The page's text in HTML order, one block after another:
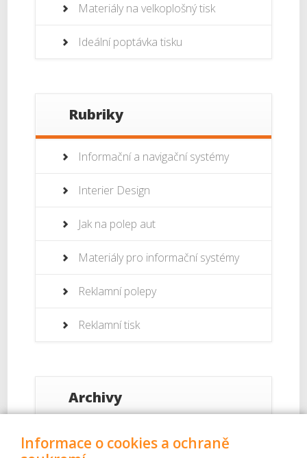
Materiály na velkoplošný tisk
Ideální poptávka tisku
Rubriky
Informační a navigační systémy
Interier Design
Jak na polep aut
Materiály pro informační systémy
Reklamní polepy
Reklamní tisk
Archivy
Září 2017
Informace o cookies a ochraně